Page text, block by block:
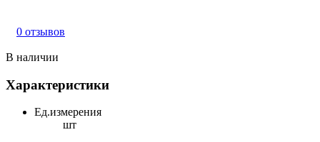
0 отзывов
В наличии
Характеристики
Ед.измерения
шт